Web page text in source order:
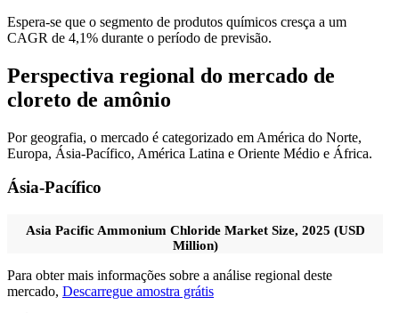
Espera-se que o segmento de produtos químicos cresça a um
CAGR de 4,1% durante o período de previsão.
Perspectiva regional do mercado de
cloreto de amônio
Por geografia, o mercado é categorizado em América do Norte,
Europa, Ásia-Pacífico, América Latina e Oriente Médio e África.
Ásia-Pacífico
Asia Pacific Ammonium Chloride Market Size, 2025 (USD
Million)
Para obter mais informações sobre a análise regional deste
mercado, Descarregue amostra grátis